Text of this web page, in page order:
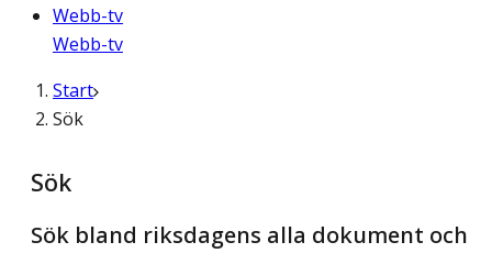
Webb-tv
Webb-tv
Start
Sök
Sök
Sök bland riksdagens alla dokument och